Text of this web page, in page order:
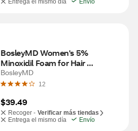
Entrega el mismo día
Envío
BosleyMD Women's 5%
Minoxidil Foam for Hair
Regrowth, 1 Month Supply
BosleyMD
12
$39.49
Recoger - Verificar más tiendas
Entrega el mismo día
Envío